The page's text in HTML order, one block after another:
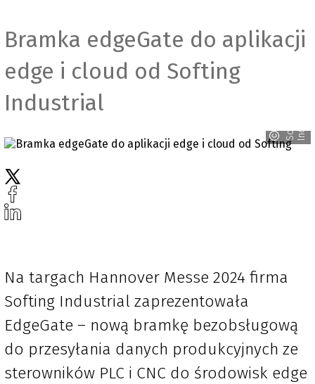
Bramka edgeGate do aplikacji
edge i cloud od Softing
Industrial
S
o
f
t
i
n
g
I
n
d
u
s
t
r
i
al
Na targach Hannover Messe 2024 firma
Softing Industrial zaprezentowała
EdgeGate – nową bramkę bezobsługową
do przesyłania danych produkcyjnych ze
sterowników PLC i CNC do środowisk edge